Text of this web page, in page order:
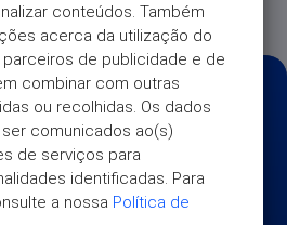
conteúdos. Também
acerca da utilização do
de publicidade e de
combinar com outras
ou recolhidas. Os dados
comunicados ao(s)
de serviços para
identificadas. Para
a nossa Política de